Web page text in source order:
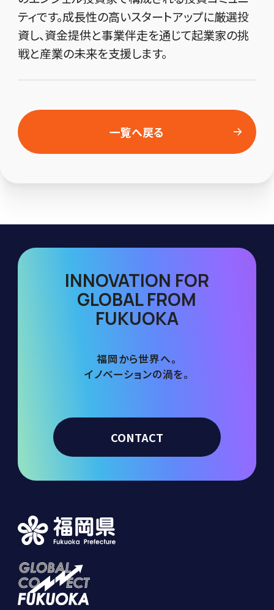
ティです。成長性の高いスタートアップに厳選投
資し、資金提供と事業伴走を通じて起業家の挑
戦と産業の未来を支援します。
一覧へ戻る
INNOVATION FOR
GLOBAL FROM
FUKUOKA
福岡から世界へ。
イノベーションの渦を。
CONTACT